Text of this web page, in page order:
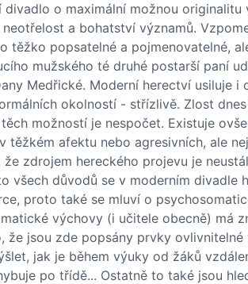
o maximální možnou originalitu
a bohatství významů.
popsatelné a pojmenovatelné,
mužského té druhé postarší paní
Medřické. Moderní herectví usiluje i
okolností - střízlivě. Zlost
možností je nespočet. Existuje
afektu nebo agresivních, ale
zdrojem hereckého projevu je
všech důvodů se v moderním divadle
proto také se mluví o
výchovy (i učitele obecně) má
jsou zde popsány prvky ovlivnitelné
jak je během výuky od žáků
po třídě... Ostatně to také jsou